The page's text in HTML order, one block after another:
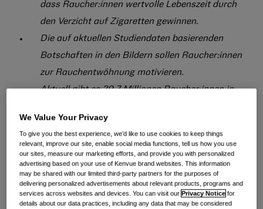
dass Raucher:innen wertvolle Lebenszeit durch
den Verzicht auf Zigaretten gewinnen.
Die auf aktuellen Studiendaten basierenden
Botschaften in den Bildern sollen Raucher:innen
zur Rauchentwöhnung motivieren.
Aktuell gibt es 20,7 Millionen Raucher:innen in
Im Schnitt verlieren Raucher:innen, die nicht mit dem
Rauchen aufhören, etwa 10 Jahre ihres Lebens.[1]Bei
einem völligen Verzicht aufs Rauchen bedeutet jede
nicht gerauchte Zigarette 20 Minuten mehr
Lebenszeit, wie eine aktuelle Publikation vorrechnet.
We Value Your Privacy
To give you the best experience, we’d like to use cookies to keep things
relevant, improve our site, enable social media functions, tell us how you use
our sites, measure our marketing efforts, and provide you with personalized
advertising based on your use of Kenvue brand websites. This information
may be shared with our limited third-party partners for the purposes of
delivering personalized advertisements about relevant products, programs and
services across websites and devices. You can visit our Privacy Notice for
details about our data practices, including any data that may be considered